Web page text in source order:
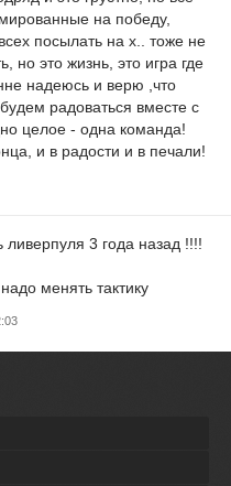
на победу,
посылать на х.. тоже не
но это жизнь, это игра где
надеюсь и верю ,что
радоваться вместе с
целое - одна команда!
и в радости и в печали!
3 года назад !!!!
менять тактику